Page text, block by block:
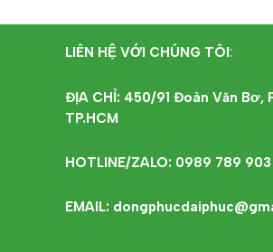
LIÊN HỆ VỚI CHÚNG TÔI :
ĐỊA CHỈ: 450/91 Đoàn Văn Bơ,
TP.HCM
HOTLINE/ZALO: 0989 789 903
EMAIL: